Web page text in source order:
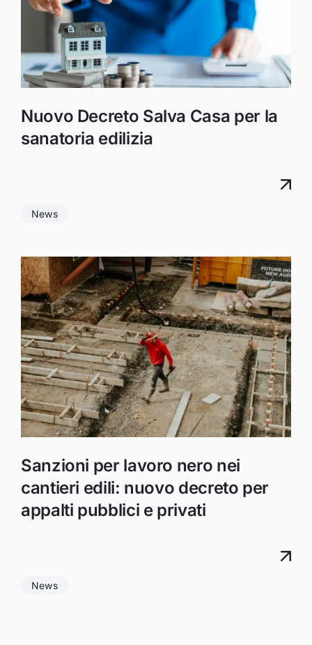
Nuovo Decreto Salva Casa per la
sanatoria edilizia
News
Sanzioni per lavoro nero nei
cantieri edili: nuovo decreto per
appalti pubblici e privati
News